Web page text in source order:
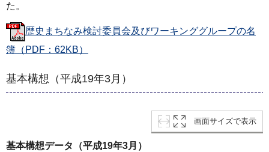
た。
歴史まちなみ検討委員会及びワーキンググループの名
簿（PDF：62KB）
基本構想（平成19年3月）
画面サイズで表示
基本構想データ（平成19年3月）